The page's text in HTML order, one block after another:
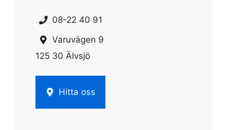
08-22 40 91
Varuvägen 9
125 30 Älvsjö
Hitta oss